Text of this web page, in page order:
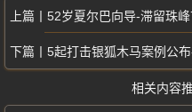
52岁夏尔巴向导-滞留珠峰
5起打击银狐木马案例公布-
相关内容